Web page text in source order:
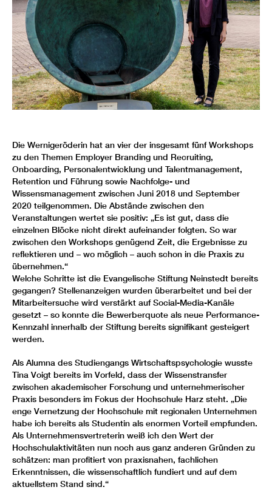
Die Wernigeröderin hat an vier der insgesamt fünf Workshops
zu den Themen Employer Branding und Recruiting,
Onboarding, Personalentwicklung und Talentmanagement,
Retention und Führung sowie Nachfolge- und
Wissensmanagement zwischen Juni 2018 und September
2020 teilgenommen. Die Abstände zwischen den
Veranstaltungen wertet sie positiv: „Es ist gut, dass die
einzelnen Blöcke nicht direkt aufeinander folgten. So war
zwischen den Workshops genügend Zeit, die Ergebnisse zu
reflektieren und – wo möglich – auch schon in die Praxis zu
übernehmen.“
Welche Schritte ist die Evangelische Stiftung Neinstedt bereits
gegangen? Stellenanzeigen wurden überarbeitet und bei der
Mitarbeitersuche wird verstärkt auf Social-Media-Kanäle
gesetzt – so konnte die Bewerberquote als neue Performance-
Kennzahl innerhalb der Stiftung bereits signifikant gesteigert
werden.
Als Alumna des Studiengangs Wirtschaftspsychologie wusste
Tina Voigt bereits im Vorfeld, dass der Wissenstransfer
zwischen akademischer Forschung und unternehmerischer
Praxis besonders im Fokus der Hochschule Harz steht. „Die
enge Vernetzung der Hochschule mit regionalen Unternehmen
habe ich bereits als Studentin als enormen Vorteil empfunden.
Als Unternehmensvertreterin weiß ich den Wert der
Hochschulaktivitäten nun noch aus ganz anderen Gründen zu
schätzen: man profitiert von praxisnahen, fachlichen
Erkenntnissen, die wissenschaftlich fundiert und auf dem
aktuellstem Stand sind.“